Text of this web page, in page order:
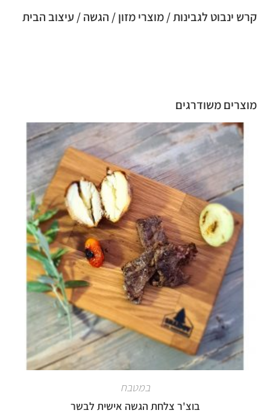
קרש ינבוט לגבינות / מוצרי מזון / הגשה / עיצוב הבית
מוצרים משודרגים
במטבח
בוצ'ר צלחת הגשה אישית לבשר